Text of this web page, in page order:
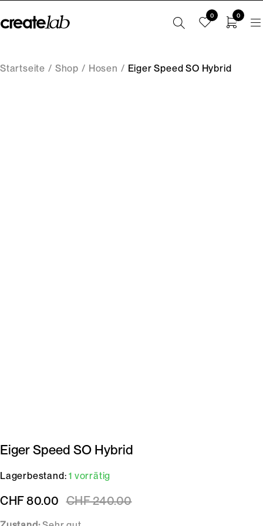
0 0
Startseite / Shop / Hosen / Eiger Speed SO Hybrid
Eiger Speed SO Hybrid
Lagerbestand: 1 vorrätig
CHF240.00
CHF80.00